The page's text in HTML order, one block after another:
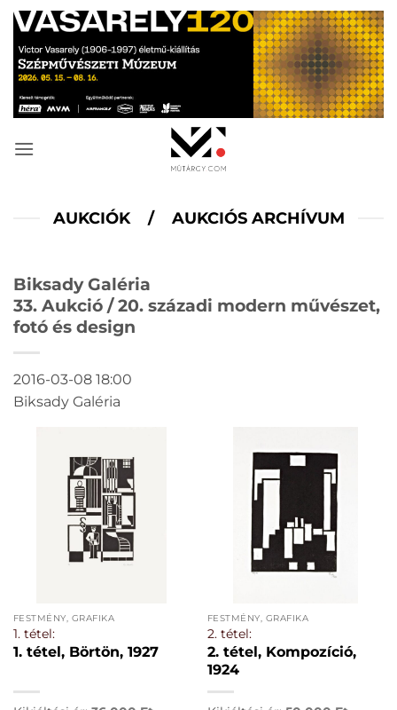
Skip
content
AUKCIÓK / AUKCIÓS ARCHÍVUM
Biksady Galéria
33. Aukció / 20. századi modern művészet,
fotó és design
2016-03-08 18:00
Biksady Galéria
FESTMÉNY, GRAFIKA
1. tétel:
1. tétel, Börtön, 1927
FESTMÉNY, GRAFIKA
2. tétel:
2. tétel, Kompozíció,
1924